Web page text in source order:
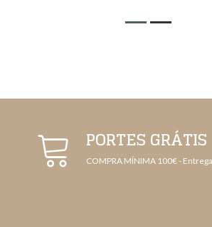
PORTES GRÁTIS
COMPRA MÍNIMA 100€ -